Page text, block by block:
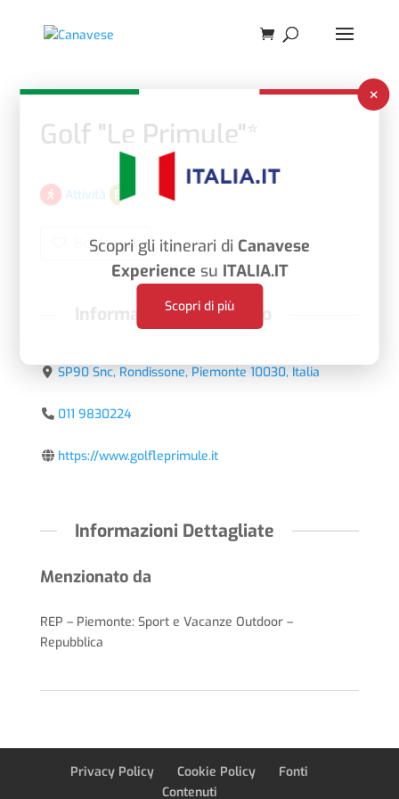
Golf "Le Primule"*
Attività Golf
Bookmark
Informazioni di contatto
SP90 Snc, Rondissone, Piemonte 10030, Italia
011 9830224
https://www.golfleprimule.it
Informazioni Dettagliate
Menzionato da
REP – Piemonte: Sport e Vacanze Outdoor –
Repubblica
Privacy Policy Cookie Policy
Fonti
Contenuti
×
Scopri gli itinerari di Canavese
Experience su ITALIA.IT
Scopri di più